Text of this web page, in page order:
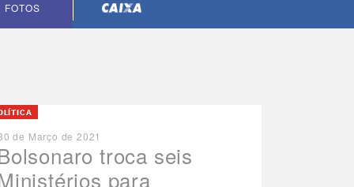
FOTOS Cópia do contrato CNTS-CEF-2023
troca seis
para
de Março de 2021